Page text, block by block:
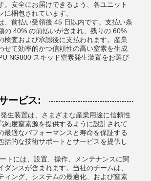
。安全にお届けできるよう、各ユニット
に梱包されています。
、前払い受領後 45 日以内です。支払い条
の 40% の前払いが含まれ、残りの 60%
検査および承認後に支払われます。産業
せて効率的かつ信頼性の高い窒素を生成
NG800 スキッド窒素発生装置をお選び
ービス:
生装置は、さまざまな産業用途に信頼性
純度窒素源を提供するように設計されて
最適なパフォーマンスと寿命を保証する
括的な技術サポートとサービスを提供し
トには、設置、操作、メンテナンスに関
ダンスが含まれます。当社のチームは、
ィング、システムの最適化、および窒素